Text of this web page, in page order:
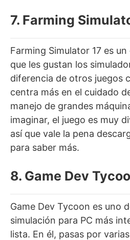
7. Farming
Farming Simulator 17 es
que les gustan los
diferencia de otros juegos
centra más en el cuidado
manejo de grandes
imaginar, el juego es muy
así que vale la pena
para saber más.
8. Game Dev
Game Dev Tycoon es uno
simulación para PC más
lista. En él, pasas por